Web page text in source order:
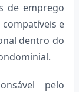
de emprego
e
dentro do
pelo